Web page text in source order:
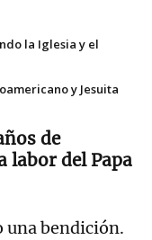
la Iglesia y el
y Jesuita
de
labor del Papa
una bendición.